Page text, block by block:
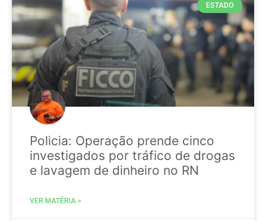
ESTADO
Policia: Operação prende cinco
investigados por tráfico de drogas
e lavagem de dinheiro no RN
VER MATÉRIA »